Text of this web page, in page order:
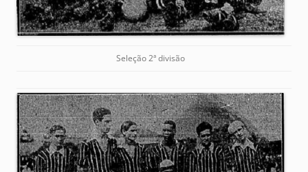
Seleção 2ª divisão